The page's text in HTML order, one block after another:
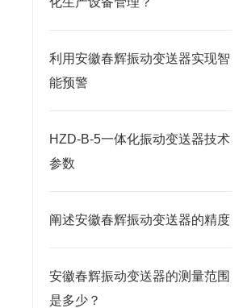
利用安徽春辉振动变送器实现智
能预警
HZD-B-5一体化振动变送器技术
参数
阐述安徽春辉振动变送器的精度
安徽春辉振动变送器的测量范围
是多少？